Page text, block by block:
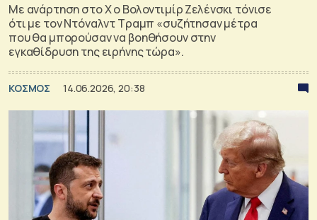
Με ανάρτηση στο X ο Βολοντιμίρ Ζελένσκι τόνισε
ότι με τον Ντόναλντ Τραμπ «συζήτησαν μέτρα
που θα μπορούσαν να βοηθήσουν στην
εγκαθίδρυση της ειρήνης τώρα».
ΚΟΣΜΟΣ 14.06.2026, 20:38